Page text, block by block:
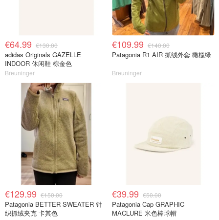
€64.99 €130.00
adidas Originals GAZELLE
INDOOR 休闲鞋 棕金色
Breuninger
€109.99 €140.00
Patagonia R1 AIR 抓绒外套 橄榄绿
Breuninger
€129.99 €150.00
Patagonia BETTER SWEATER 针
织抓绒夹克 卡其色
€39.99 €50.00
Patagonia Cap GRAPHIC
MACLURE 米色棒球帽